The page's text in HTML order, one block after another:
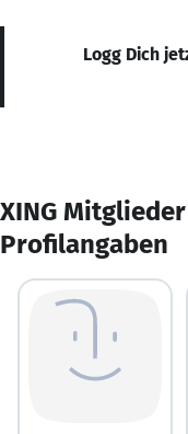
Logg Dich
XING
Profilangaben